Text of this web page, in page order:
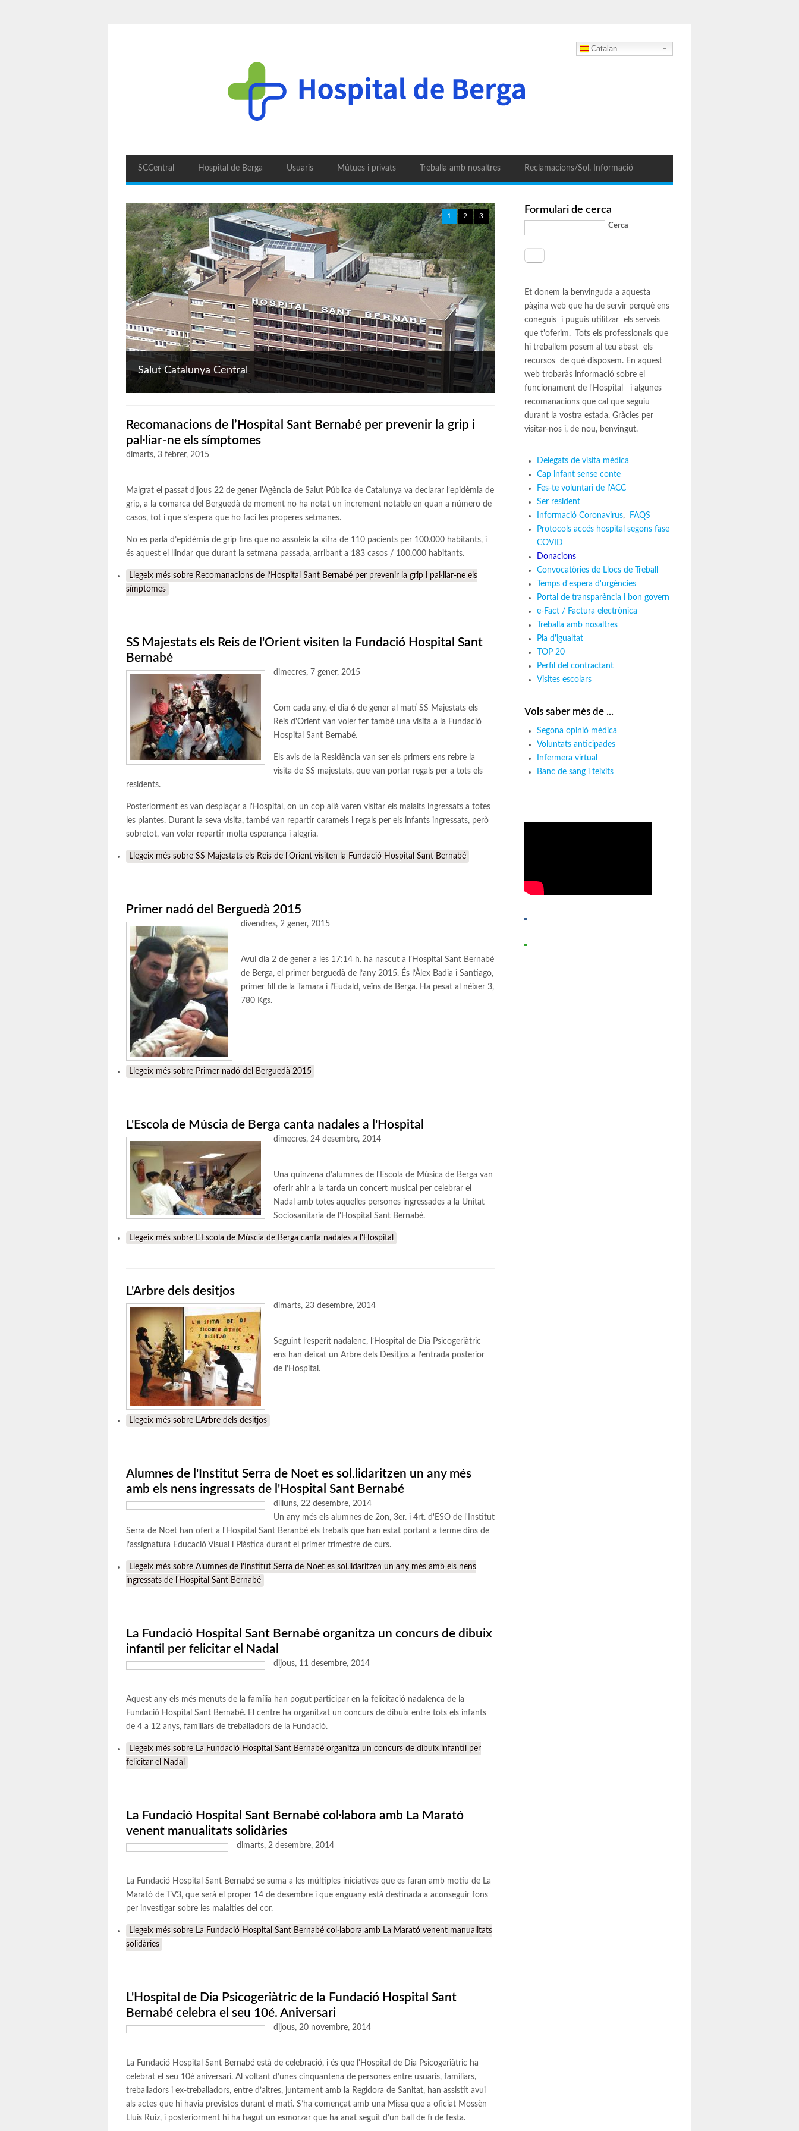
Catalan
SCCentral Hospital de Berga Usuaris Mútues i privats Treballa amb nosaltres Reclamacions/Sol. Informació
Salut Catalunya Central
1 2 3
Recomanacions de l’Hospital Sant Bernabé per prevenir la grip i
pal·liar-ne els símptomes
dimarts, 3 febrer, 2015
Malgrat el passat dijous 22 de gener l'Agència de Salut Pública de Catalunya va declarar l’epidèmia de
grip, a la comarca del Berguedà de moment no ha notat un increment notable en quan a número de
casos, tot i que s’espera que ho faci les properes setmanes.
No es parla d’epidèmia de grip fins que no assoleix la xifra de 110 pacients per 100.000 habitants, i
és aquest el llindar que durant la setmana passada, arribant a 183 casos / 100.000 habitants.
Llegeix més sobre Recomanacions de l’Hospital Sant Bernabé per prevenir la grip i pal·liar-ne els
símptomes
SS Majestats els Reis de l'Orient visiten la Fundació Hospital Sant
Bernabé
dimecres, 7 gener, 2015
Com cada any, el dia 6 de gener al matí SS Majestats els
Reis d'Orient van voler fer també una visita a la Fundació
Hospital Sant Bernabé.
Els avis de la Residència van ser els primers ens rebre la
visita de SS majestats, que van portar regals per a tots els
residents.
Posteriorment es van desplaçar a l'Hospital, on un cop allà varen visitar els malalts ingressats a totes
les plantes. Durant la seva visita, també van repartir caramels i regals per els infants ingressats, però
sobretot, van voler repartir molta esperança i alegria.
Llegeix més sobre SS Majestats els Reis de l'Orient visiten la Fundació Hospital Sant Bernabé
Primer nadó del Berguedà 2015
divendres, 2 gener, 2015
Avui dia 2 de gener a les 17:14 h. ha nascut a l’Hospital Sant Bernabé
de Berga, el primer berguedà de l’any 2015. És l’Àlex Badia i Santiago,
primer fill de la Tamara i l’Eudald, veïns de Berga. Ha pesat al néixer 3,
780 Kgs.
Llegeix més sobre Primer nadó del Berguedà 2015
L'Escola de Múscia de Berga canta nadales a l'Hospital
dimecres, 24 desembre, 2014
Una quinzena d’alumnes de l'Escola de Música de Berga van
oferir ahir a la tarda un concert musical per celebrar el
Nadal amb totes aquelles persones ingressades a la Unitat
Sociosanitaria de l'Hospital Sant Bernabé.
Llegeix més sobre L'Escola de Múscia de Berga canta nadales a l'Hospital
L'Arbre dels desitjos
dimarts, 23 desembre, 2014
Seguint l’esperit nadalenc, l’Hospital de Dia Psicogeriàtric
ens han deixat un Arbre dels Desitjos a l’entrada posterior
de l’Hospital.
Llegeix més sobre L'Arbre dels desitjos
Alumnes de l'Institut Serra de Noet es sol.lidaritzen un any més
amb els nens ingressats de l'Hospital Sant Bernabé
dilluns, 22 desembre, 2014
Un any més els alumnes de 2on, 3er. i 4rt. d'ESO de l'Institut
Serra de Noet han ofert a l'Hospital Sant Beranbé els treballs que han estat portant a terme dins de
l’assignatura Educació Visual i Plàstica durant el primer trimestre de curs.
Llegeix més sobre Alumnes de l'Institut Serra de Noet es sol.lidaritzen un any més amb els nens
ingressats de l'Hospital Sant Bernabé
La Fundació Hospital Sant Bernabé organitza un concurs de dibuix
infantil per felicitar el Nadal
dijous, 11 desembre, 2014
Aquest any els més menuts de la família han pogut participar en la felicitació nadalenca de la
Fundació Hospital Sant Bernabé. El centre ha organitzat un concurs de dibuix entre tots els infants
de 4 a 12 anys, familiars de treballadors de la Fundació.
Llegeix més sobre La Fundació Hospital Sant Bernabé organitza un concurs de dibuix infantil per
felicitar el Nadal
La Fundació Hospital Sant Bernabé col·labora amb La Marató
venent manualitats solidàries
dimarts, 2 desembre, 2014
La Fundació Hospital Sant Bernabé se suma a les múltiples iniciatives que es faran amb motiu de La
Marató de TV3, que serà el proper 14 de desembre i que enguany està destinada a aconseguir fons
per investigar sobre les malalties del cor.
Llegeix més sobre La Fundació Hospital Sant Bernabé col·labora amb La Marató venent manualitats
solidàries
L'Hospital de Dia Psicogeriàtric de la Fundació Hospital Sant
Bernabé celebra el seu 10é. Aniversari
dijous, 20 novembre, 2014
La Fundació Hospital Sant Bernabé està de celebració, i és que l'Hospital de Dia Psicogeriàtric ha
celebrat el seu 10é aniversari. Al voltant d’unes cinquantena de persones entre usuaris, familiars,
treballadors i ex-treballadors, entre d’altres, juntament amb la Regidora de Sanitat, han assistit avui
als actes que hi havia previstos durant el matí. S’ha començat amb una Missa que a oficiat Mossèn
Lluís Ruiz, i posteriorment hi ha hagut un esmorzar que ha anat seguit d’un ball de fi de festa.
Formulari de cerca
Cerca
Et donem la benvinguda a aquesta
pàgina web que ha de servir perquè ens
coneguis i puguis utilitzar els serveis
que t'oferim. Tots els professionals que
hi treballem posem al teu abast els
recursos de què disposem. En aquest
web trobaràs informació sobre el
funcionament de l'Hospital i algunes
recomanacions que cal que seguiu
durant la vostra estada. Gràcies per
visitar-nos i, de nou, benvingut.
Delegats de visita mèdica
Cap infant sense conte
Fes-te voluntari de l'ACC
Ser resident
Informació Coronavirus,
FAQS
Protocols accés hospital segons fase
COVID
Donacions
Convocatòries de Llocs de Treball
Temps d'espera d'urgències
Portal de transparència i bon govern
e-Fact / Factura electrònica
Treballa amb nosaltres
Pla d'igualtat
TOP 20
Perfil del contractant
Visites escolars
Vols saber més de ...
Segona opinió mèdica
Voluntats anticipades
Infermera virtual
Banc de sang i teixits